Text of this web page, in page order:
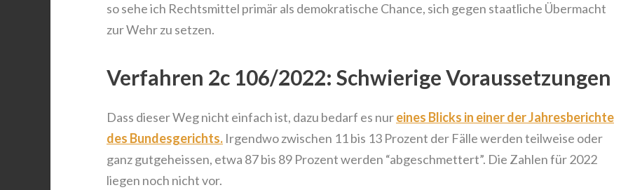
so sehe ich Rechtsmittel primär als demokratische Chance, sich gegen staatliche Übermacht
zur Wehr zu setzen.
Verfahren 2c 106/2022: Schwierige Voraussetzungen
Dass dieser Weg nicht einfach ist, dazu bedarf es nureines Blicks in einer der Jahresberichte
des Bundesgerichts. Irgendwo zwischen 11 bis 13 Prozent der Fälle werden teilweise oder
ganz gutgeheissen, etwa 87 bis 89 Prozent werden “abgeschmettert”. Die Zahlen für 2022
liegen noch nicht vor.